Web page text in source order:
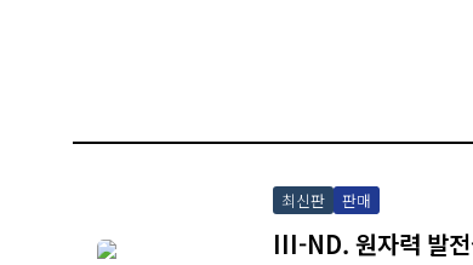
최신판 판매
III-ND. 원자력 발